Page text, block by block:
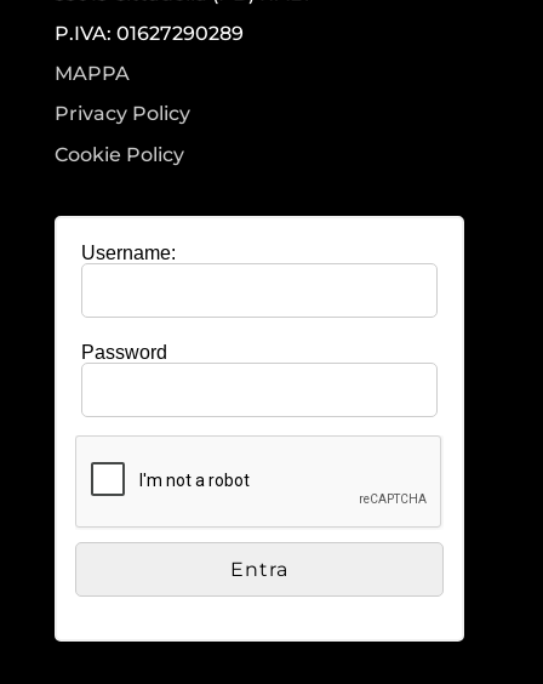
P.IVA: 01627290289
MAPPA
Privacy Policy
Cookie Policy
Username:
Password